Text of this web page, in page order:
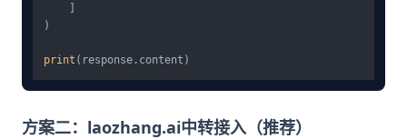
    ]
)
print
方案二：laozhang.ai中转接入（推荐）